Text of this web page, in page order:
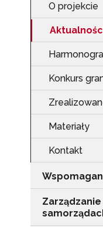
O projekcie
Konkurs
Materiały
Kontakt